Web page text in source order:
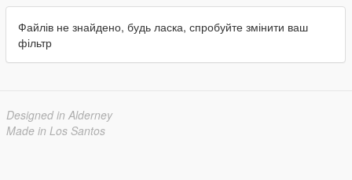
Файлів не знайдено, будь ласка, спробуйте змінити ваш
фільтр
Designed in Alderney
Made in Los Santos